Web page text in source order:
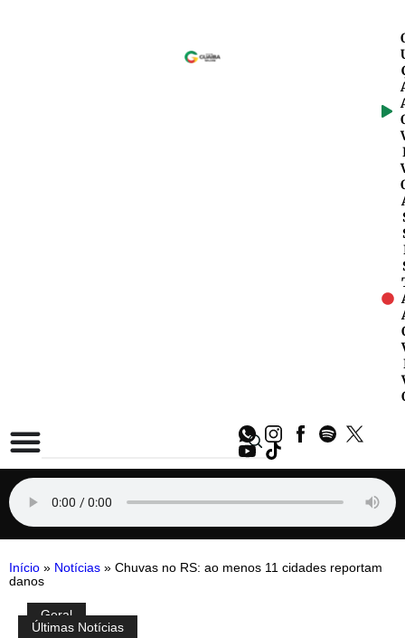
Início » Notícias » Chuvas no RS: ao menos 11 cidades reportam
danos
Compartilhe:
Geral
PÚltimas Notícias